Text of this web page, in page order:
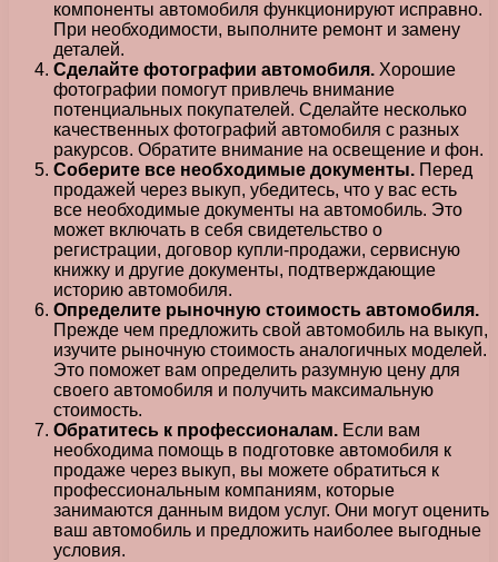
компоненты автомобиля функционируют исправно.
При необходимости, выполните ремонт и замену
деталей.
Сделайте фотографии автомобиля. Хорошие
фотографии помогут привлечь внимание
потенциальных покупателей. Сделайте несколько
качественных фотографий автомобиля с разных
ракурсов. Обратите внимание на освещение и фон.
Соберите все необходимые документы. Перед
продажей через выкуп, убедитесь, что у вас есть
все необходимые документы на автомобиль. Это
может включать в себя свидетельство о
регистрации, договор купли-продажи, сервисную
книжку и другие документы, подтверждающие
историю автомобиля.
Определите рыночную стоимость автомобиля.
Прежде чем предложить свой автомобиль на выкуп,
изучите рыночную стоимость аналогичных моделей.
Это поможет вам определить разумную цену для
своего автомобиля и получить максимальную
стоимость.
Обратитесь к профессионалам. Если вам
необходима помощь в подготовке автомобиля к
продаже через выкуп, вы можете обратиться к
профессиональным компаниям, которые
занимаются данным видом услуг. Они могут оценить
ваш автомобиль и предложить наиболее выгодные
условия.